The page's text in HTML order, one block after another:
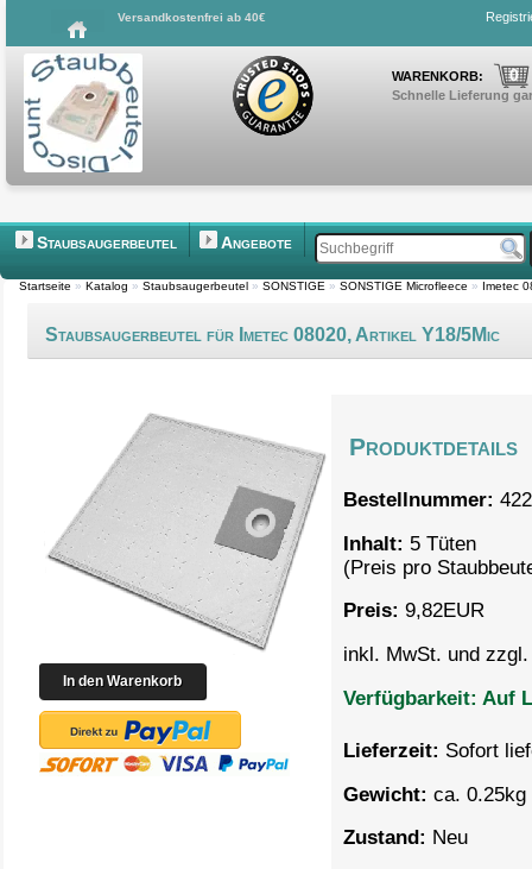
Versandkostenfrei ab 40€
WARENKORB: 0
Schnelle Lieferung
Staubsaugerbeutel Angebote
Startseite » Katalog » Staubsaugerbeutel » SONSTIGE » SONSTIGE Microfleece » Imetec
Staubsaugerbeutel für Imetec 08020, Artikel Y18/5Mic
Produktdetails
Bestellnummer:
Inhalt: 5 Tüten
(Preis pro
Preis: 9,82EUR
inkl. MwSt. und
Verfügbarkeit: Auf
Lieferzeit: Sofort
Gewicht: ca. 0.25kg
Zustand: Neu